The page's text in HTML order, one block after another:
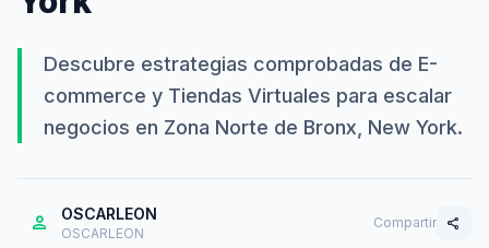
Descubre estrategias comprobadas de E-
commerce y Tiendas Virtuales para escalar
negocios en Zona Norte de Bronx, New York.
person OSCARLEON
OSCARLEON
Compartir share